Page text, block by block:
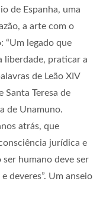
de Espanha, uma
a arte com o
“Um legado que
liberdade, praticar a
de Leão XIV
Teresa de
de Unamuno.
atrás, que
jurídica e
ser humano deve ser
deveres”. Um anseio